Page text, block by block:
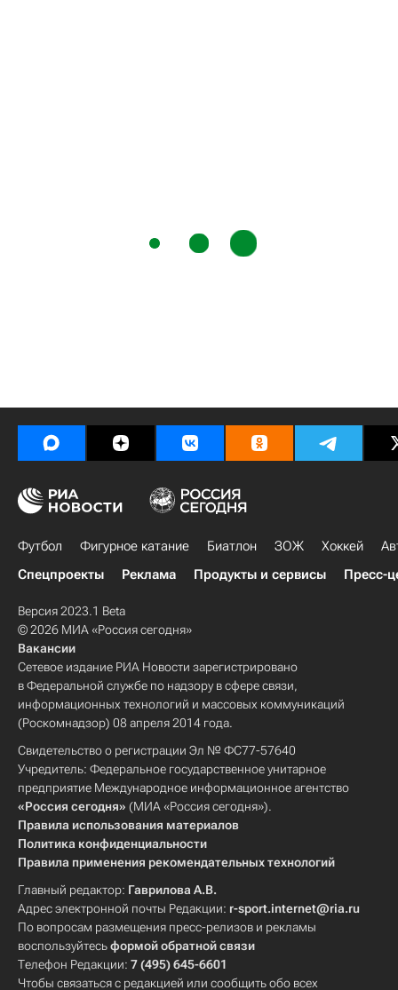
Футбол Фигурное катание Биатлон ЗОЖ Хоккей
Спецпроекты
Реклама Продукты и сервисы Пресс-
Версия 2023.1 Beta
© 2026 МИА «Россия сегодня»
Вакансии
Сетевое издание РИА Новости зарегистрировано
в Федеральной службе по надзору в сфере связи,
информационных технологий и массовых коммуникаций
(Роскомнадзор) 08 апреля 2014 года.
Свидетельство о регистрации Эл № ФС77-57640
Учредитель: Федеральное государственное унитарное
предприятие Международное информационное агентство
«Россия сегодня» (МИА «Россия сегодня»).
Правила использования материалов
Политика конфиденциальности
Правила применения рекомендательных технологий
Главный редактор: Гаврилова А.В.
Адрес электронной почты Редакции: r-sport.internet@ria.ru
По вопросам размещения пресс-релизов и рекламы
воспользуйтесьформой обратной связи
Телефон Редакции: 7 (495) 645-6601
Чтобы связаться с редакцией или сообщить обо всех